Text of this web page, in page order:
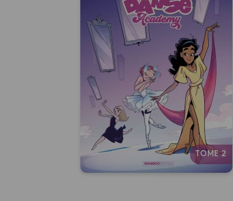
TOME 2
Studio Danse
Academy
Tome 02
Date de parution :
28/10/2026
Liberté, rigueur, émotion : et si la
plus belle danse était
simplement la leur ?
Autres tomes